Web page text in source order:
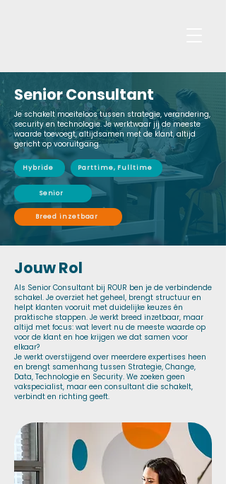
Senior Consultant
Je schakelt moeiteloos tussen strategie, verandering,
security en technologie. Je werktwaar jij de meeste
waarde toevoegt, altijdsamen met de klant, altijd
gericht op vooruitgang.
Hybride Parttime, Fulltime
Senior
Breed inzetbaar
Jouw Rol
Als Senior Consultant bij ROUR ben je de verbindende
schakel. Je overziet het geheel, brengt structuur en
helpt klanten vooruit met duidelijke keuzes én
praktische stappen. Je werkt breed inzetbaar, maar
altijd met focus: wat levert nu de meeste waarde op
voor de klant en hoe krijgen we dat samen voor
elkaar?
Je werkt overstijgend over meerdere expertises heen
en brengt samenhang tussen Strategie, Change,
Data, Technologie en Security. We zoeken geen
vakspecialist, maar een consultant die schakelt,
verbindt en richting geeft.